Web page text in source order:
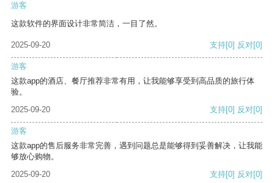
游客
这款软件的界面设计非常简洁，一目了然。
2025-09-20 支持[0] 反对[0]
游客
这款app的酒店、餐厅推荐非常有用，让我能够享受到高品质的旅行体
验。
2025-09-20
支持[0] 反对[0]
游客
这款app的售后服务非常完善，遇到问题总是能够得到妥善解决，让我能
够放心购物。
2025-09-20
支持[0] 反对[0]